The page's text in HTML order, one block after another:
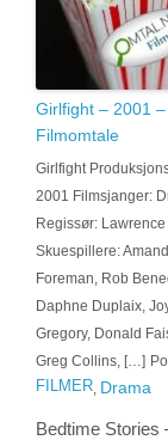
Girlfight – 2001
Filmomtale
Girlfight
2001 Filmsjanger:
Regissør:
Skuespillere:
Foreman, Rob
Daphne Duplaix,
Gregory, Donald
Greg Collins, […]
FILMER Drama
Bedtime Stories